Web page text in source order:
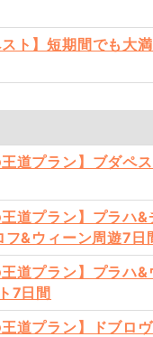
スト】短期間でも大
王道プラン】ブダペ
王道プラン】プラハ&
フ&ウィーン周遊7日
王道プラン】プラハ&
7日間
王道プラン】ドブロ